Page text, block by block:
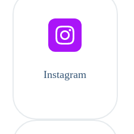
Instagram